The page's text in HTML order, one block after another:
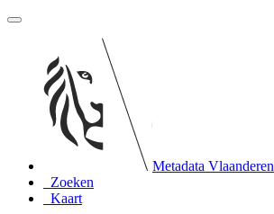
Metadata Vlaanderen
Zoeken
Kaart